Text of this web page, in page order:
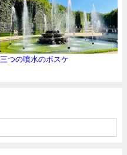
三つの噴水のボスケ